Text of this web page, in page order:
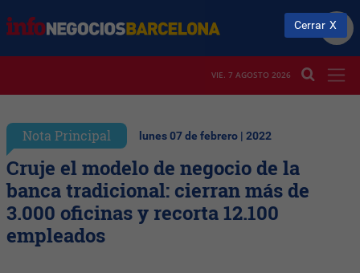
VIE. 7 AGOSTO 2026
Nota Principal lunes 07 de febrero | 2022
Cruje el modelo de negocio de la
banca tradicional: cierran más de
3.000 oficinas y recorta 12.100
empleados
Cerrar